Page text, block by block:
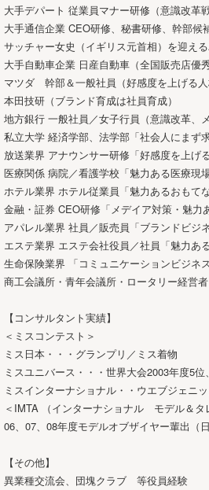
大手デパート 従業員マナー研修（意識改革
大手通信企業 CEO研修、秘書研修、幹部候
サッチャー女史（イギリス元首相）を迎え
大手自動車企業 日産自動車（全国販売店優
マツダ 幹部＆一般社員（好感度を上げる人
本田技研（ブランド育成は社員育成）
地方銀行 一般社員／女子行員（意識改革、
私立大学 経済学部、法学部「社会人にまず
放送業界 アナウンサー研修「好感度を上げる
医療関係 病院／看護学校「魅力ある医療現
ホテル業界 ホテル従業員「魅力あるおもて
金融・証券 CEO研修「メデイア対策・魅力
アパレル業界 社員／販売員「ブランドビジ
エステ業界 エステ会社役員／社員「魅力あ
生命保険業界 「コミュニケーションビジネ
商工会議所・青年会議所・ロータリー経営
【コンサルタント実績】
＜ミスコンテスト＞
ミス日本・・・グランプリ／ミス着物
ミスユニバース・・・世界大会2003年度5
ミスインターナショナル・・ウエブジェニ
＜IMTA （インターナショナル モデル＆タ
06、07、08年度モデルオブザイヤー輩出（日
【その他】
異業種交流会、団塊クラブ 等役員経験